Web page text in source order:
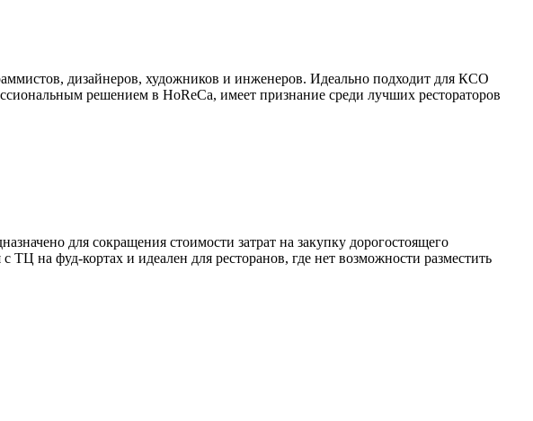
дизайнеров, художников и инженеров. Идеально подходит для КСО
решением в HoReCa, имеет признание среди лучших рестораторов
для сокращения стоимости затрат на закупку дорогостоящего
с ТЦ на фуд-кортах и идеален для ресторанов, где нет возможности разместить